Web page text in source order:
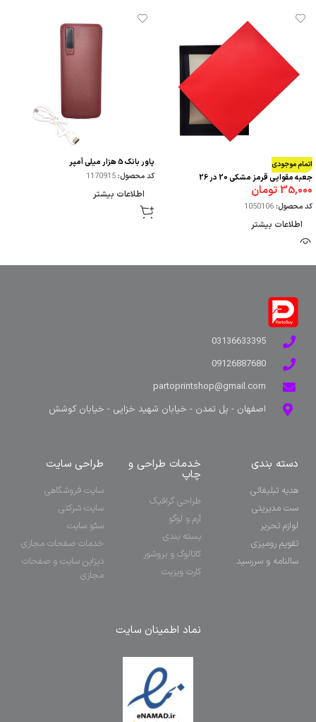
اتمام موجودی
جعبه مقوایی قرمز مشکی 20 در 26
35,000تومان
کد محصول:1050106
اطلاعات بیشتر
پاور بانک 5 هزار میلی آمپر
کد محصول:1170915
اطلاعات بیشتر
03136633395
09126887680
partoprintshop@gmail.com
اصفهان - پل تمدن - خیابان شهید خزایی - خیابان کوشش
دسته بندی
هدیه تبلیغاتی
ست مدیریتی
لوازم تحریر
تقویم رومیزی
سالنامه و سررسید
خدمات طراحی و
چاپ
طراحی گرافیک
آرم و لوگو
بسته بندی
کاتالوگ و بروشور
کارت ویزیت
طراحی سایت
سایت فروشگاهی
سایت شرکتی
سئو سایت
خدمات صفحات مجازی
دیزاین سایت و صفحات
مجازی
نماد اطمینان سایت